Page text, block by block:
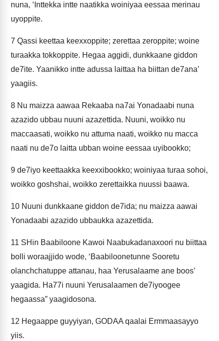
nuna, ‘Inttekka intte naatikka woiniyaa eessaa merinau
uyoppite.
7 Qassi keettaa keexxoppite; zerettaa zeroppite; woine
turaakka tokkoppite. Hegaa aggidi, dunkkaane giddon
de7ite. Yaanikko intte adussa laittaa ha biittan de7ana’
yaagiis.
8 Nu maizza aawaa Rekaaba na7ai Yonadaabi nuna
azazido ubbau nuuni azazettida. Nuuni, woikko nu
maccaasati, woikko nu attuma naati, woikko nu macca
naati nu de7o laitta ubban woine eessaa uyibookko;
9 de7iyo keettaakka keexxibookko; woiniyaa turaa sohoi,
woikko goshshai, woikko zerettaikka nuussi baawa.
10 Nuuni dunkkaane giddon de7ida; nu maizza aawai
Yonadaabi azazido ubbaukka azazettida.
11 SHin Baabiloone Kawoi Naabukadanaxoori nu biittaa
bolli woraajjido wode, ‘Baabiloonetunne Sooretu
olanchchatuppe attanau, haa Yerusalaame ane boos’
yaagida. Ha77i nuuni Yerusalaamen de7iyoogee
hegaassa” yaagidosona.
12 Hegaappe guyyiyan, GODAA qaalai Ermmaasayyo
yiis.